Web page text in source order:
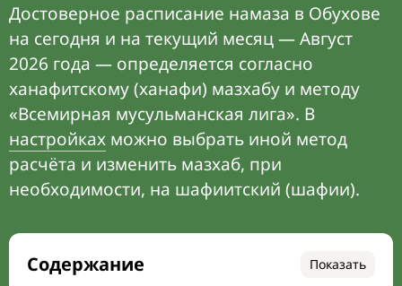
Достоверное расписание намаза в Обухове
на сегодня и на текущий месяц — Август
2026 года — определяется согласно
ханафитскому (ханафи) мазхабу и методу
«Всемирная мусульманская лига». В
настройках можно выбрать иной метод
расчёта и изменить мазхаб, при
необходимости, на шафиитский (шафии).
Содержание Показать